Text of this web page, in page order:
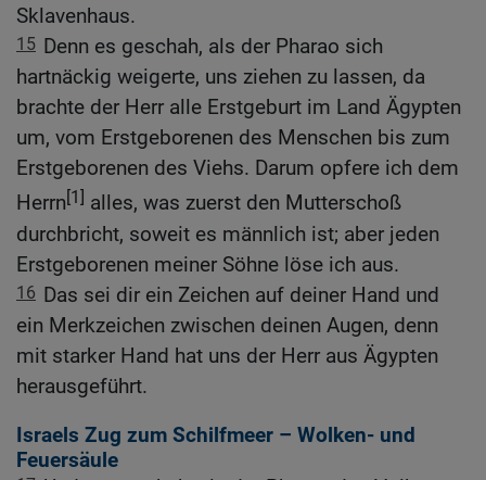
Sklavenhaus.
15 Denn es geschah, als der Pharao sich
hartnäckig weigerte, uns ziehen zu lassen, da
brachte der Herr alle Erstgeburt im Land Ägypten
um, vom Erstgeborenen des Menschen bis zum
Erstgeborenen des Viehs. Darum opfere ich dem
Herrn[1] alles, was zuerst den Mutterschoß
durchbricht, soweit es männlich ist; aber jeden
Erstgeborenen meiner Söhne löse ich aus.
16 Das sei dir ein Zeichen auf deiner Hand und
ein Merkzeichen zwischen deinen Augen, denn
mit starker Hand hat uns der Herr aus Ägypten
herausgeführt.
Israels Zug zum Schilfmeer – Wolken- und
Feuersäule